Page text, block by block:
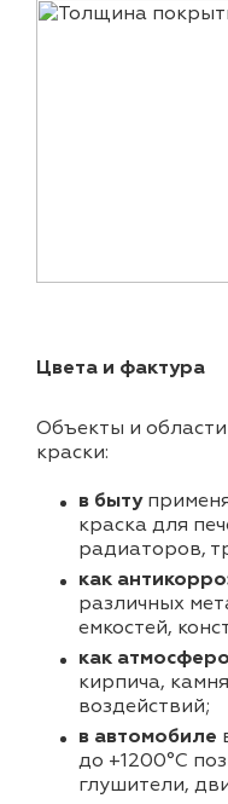
Цвета и фактура
Объекты и
краски:
в быту
краска для
радиаторов,
как
различных
емкостей,
как
кирпича,
воздействий;
в автомобиле
до +1200°С
глушители,